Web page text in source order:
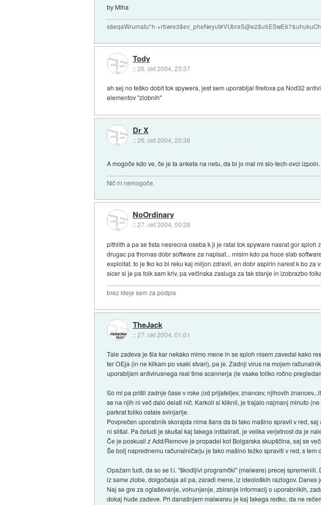
by Miha
s8eqaWrumatu*h-
Tody
::26. okt 2004, 23:37
ah sej no teško dobit tok spywera, jest sem uporabljal firefoxa pa Nod32
elementov "zlobnih"
Dr X
::26. okt 2004, 23:38
A mogoče kdo ve, če je ta anketa na netu, da bi jo mal mi slo-tech-ovci izpoln.
Nič ni nemogoče.
NoOrdinary
::27. okt 2004, 00:28
pithlith a pa se tista nesrecna oseba k ji je ratal tok spyware nasrat gor sploh
drugac pa thomas dobr software za napisat... mislm kdo pa hoce slab
exploitat. to je tko ko bi reku kaj miljon zdravil, en dobr aspirin narest k bo za
sicer si je pa folk sam kriv, pa večinska zasluga za tak stanje in izobrazbo
brez ideje sem za podpis
TheJack
::27. okt 2004, 01:01
Tale zadeva je šla kar nekako mimo mene in se sploh nisem zavedal kako
ter OEja (in ne klikam po vsaki stvari), pa je. Zadnji virus na mojem
uporabljam antivirusnega real time scannerja (le vsake toliko ročno
So mi pa prišli zadnje čase v roke (od prijateljev, znancev, njihovih
se na njih ni več dalo delati nič. Karkoli si kliknil, je trajalo najmanj minuto
parkrat toliko ostale svinjarije.
Povprečen uporabnik skorajda nima šans da bi tako mašino spravil v red,
ni slišal. Pa četudi je skušal kaj takega inštalirati, je velika verjetnost da je
Če je poskusil z Add/Remove je propadel kot Bolgarska skupščina, saj se
Še bolj naprednemu računalničarju je tako mašino težko spraviti v red, s tem
Opažam tudi, da so se t.i. ''škodljivi programčki'' (malware) precej
iz same zlobe, dolgočasja ali pa, zaradi mene, iz ideoloških razlogov.
Naj se gre za oglaševanje, vohunjenje, zbiranje informacij o uporabnikih,
dokaj hude zadeve. Pri današnjem malwareu je kaj takega redko, da ne